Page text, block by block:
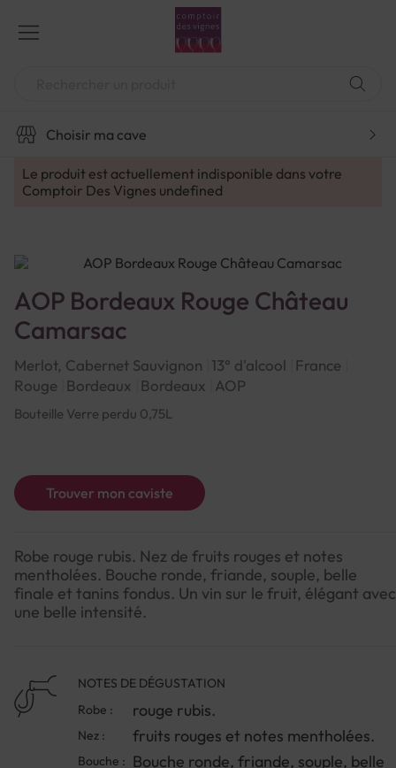
contenu
Choisir ma cave
Le produit est actuellement indisponible dans votre
Comptoir Des Vignes undefined
AOP Bordeaux Rouge Château
Camarsac
Merlot, Cabernet Sauvignon 13° d'alcool
France
Rouge
Bordeaux Bordeaux AOP
Bouteille Verre perdu 0,75L
Trouver mon caviste
Robe rouge rubis. Nez de fruits rouges et notes
mentholées. Bouche ronde, friande, souple, belle
finale et tanins fondus. Un vin sur le fruit, élégant avec
une belle intensité.
NOTES DE DÉGUSTATION
Robe :
rouge rubis.
Nez : fruits rouges et notes mentholées.
Bouche : Bouche ronde, friande, souple, belle